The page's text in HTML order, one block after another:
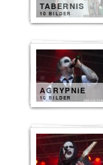
TABERNIS
10 BILDER
AGRYPNIE
10 BILDER